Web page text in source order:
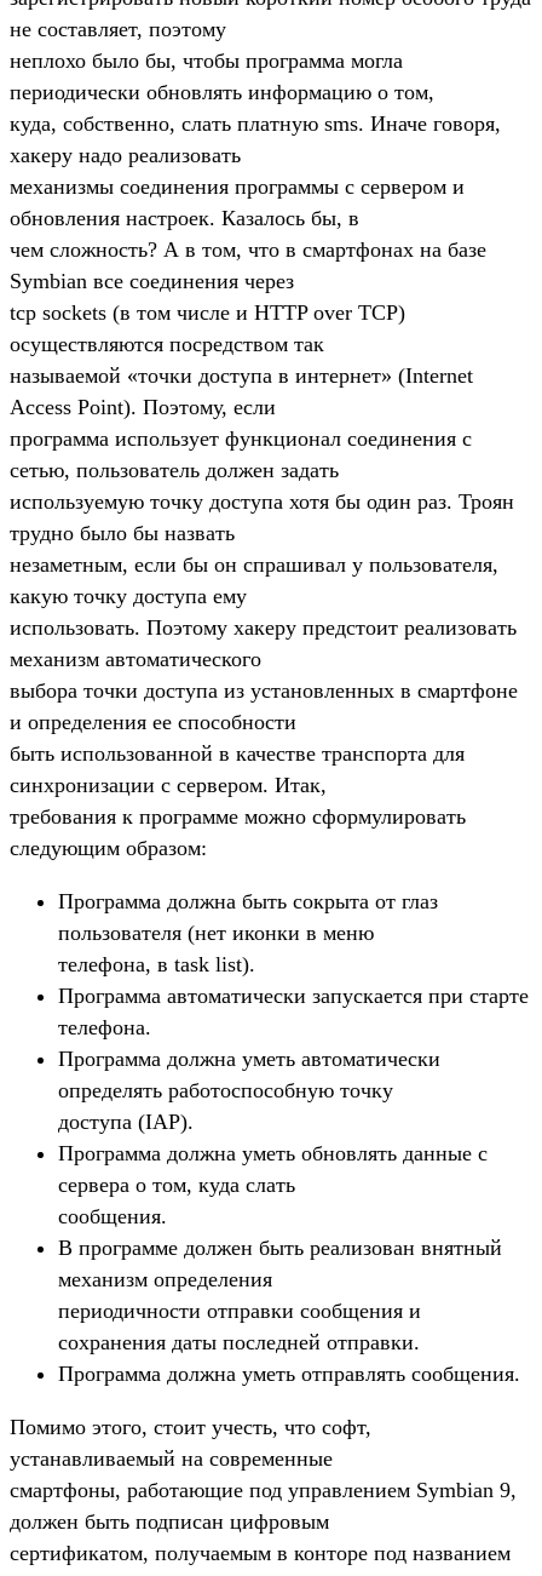
не составляет, поэтому
неплохо было бы, чтобы программа могла
периодически обновлять информацию о том,
куда, собственно, слать платную sms. Иначе говоря,
хакеру надо реализовать
механизмы соединения программы с сервером и
обновления настроек. Казалось бы, в
чем сложность? А в том, что в смартфонах на базе
Symbian все соединения через
tcp sockets (в том числе и HTTP over TCP)
осуществляются посредством так
называемой «точки доступа в интернет» (Internet
Access Point). Поэтому, если
программа использует функционал соединения с
сетью, пользователь должен задать
используемую точку доступа хотя бы один раз. Троян
трудно было бы назвать
незаметным, если бы он спрашивал у пользователя,
какую точку доступа ему
использовать. Поэтому хакеру предстоит реализовать
механизм автоматического
выбора точки доступа из установленных в смартфоне
и определения ее способности
быть использованной в качестве транспорта для
синхронизации с сервером. Итак,
требования к программе можно сформулировать
следующим образом:
Программа должна быть сокрыта от глаз
пользователя (нет иконки в меню
телефона, в task list).
Программа автоматически запускается при старте
телефона.
Программа должна уметь автоматически
определять работоспособную точку
доступа (IAP).
Программа должна уметь обновлять данные с
сервера о том, куда слать
сообщения.
В программе должен быть реализован внятный
механизм определения
периодичности отправки сообщения и
сохранения даты последней отправки.
Программа должна уметь отправлять сообщения.
Помимо этого, стоит учесть, что софт,
устанавливаемый на современные
смартфоны, работающие под управлением Symbian 9,
должен быть подписан цифровым
сертификатом, получаемым в конторе под названием